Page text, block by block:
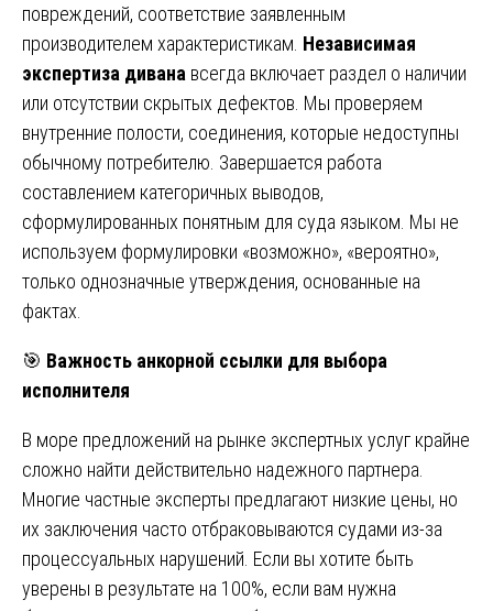
повреждений, соответствие заявленным
производителем характеристикам. Независимая
экспертиза дивана всегда включает раздел о наличии
или отсутствии скрытых дефектов. Мы проверяем
внутренние полости, соединения, которые недоступны
обычному потребителю. Завершается работа
составлением категоричных выводов,
сформулированных понятным для суда языком. Мы не
используем формулировки «возможно», «вероятно»,
только однозначные утверждения, основанные на
фактах.
🎯 Важность анкорной ссылки для выбора
исполнителя
В море предложений на рынке экспертных услуг крайне
сложно найти действительно надежного партнера.
Многие частные эксперты предлагают низкие цены, но
их заключения часто отбраковываются судами из-за
процессуальных нарушений. Если вы хотите быть
уверены в результате на 100%, если вам нужна